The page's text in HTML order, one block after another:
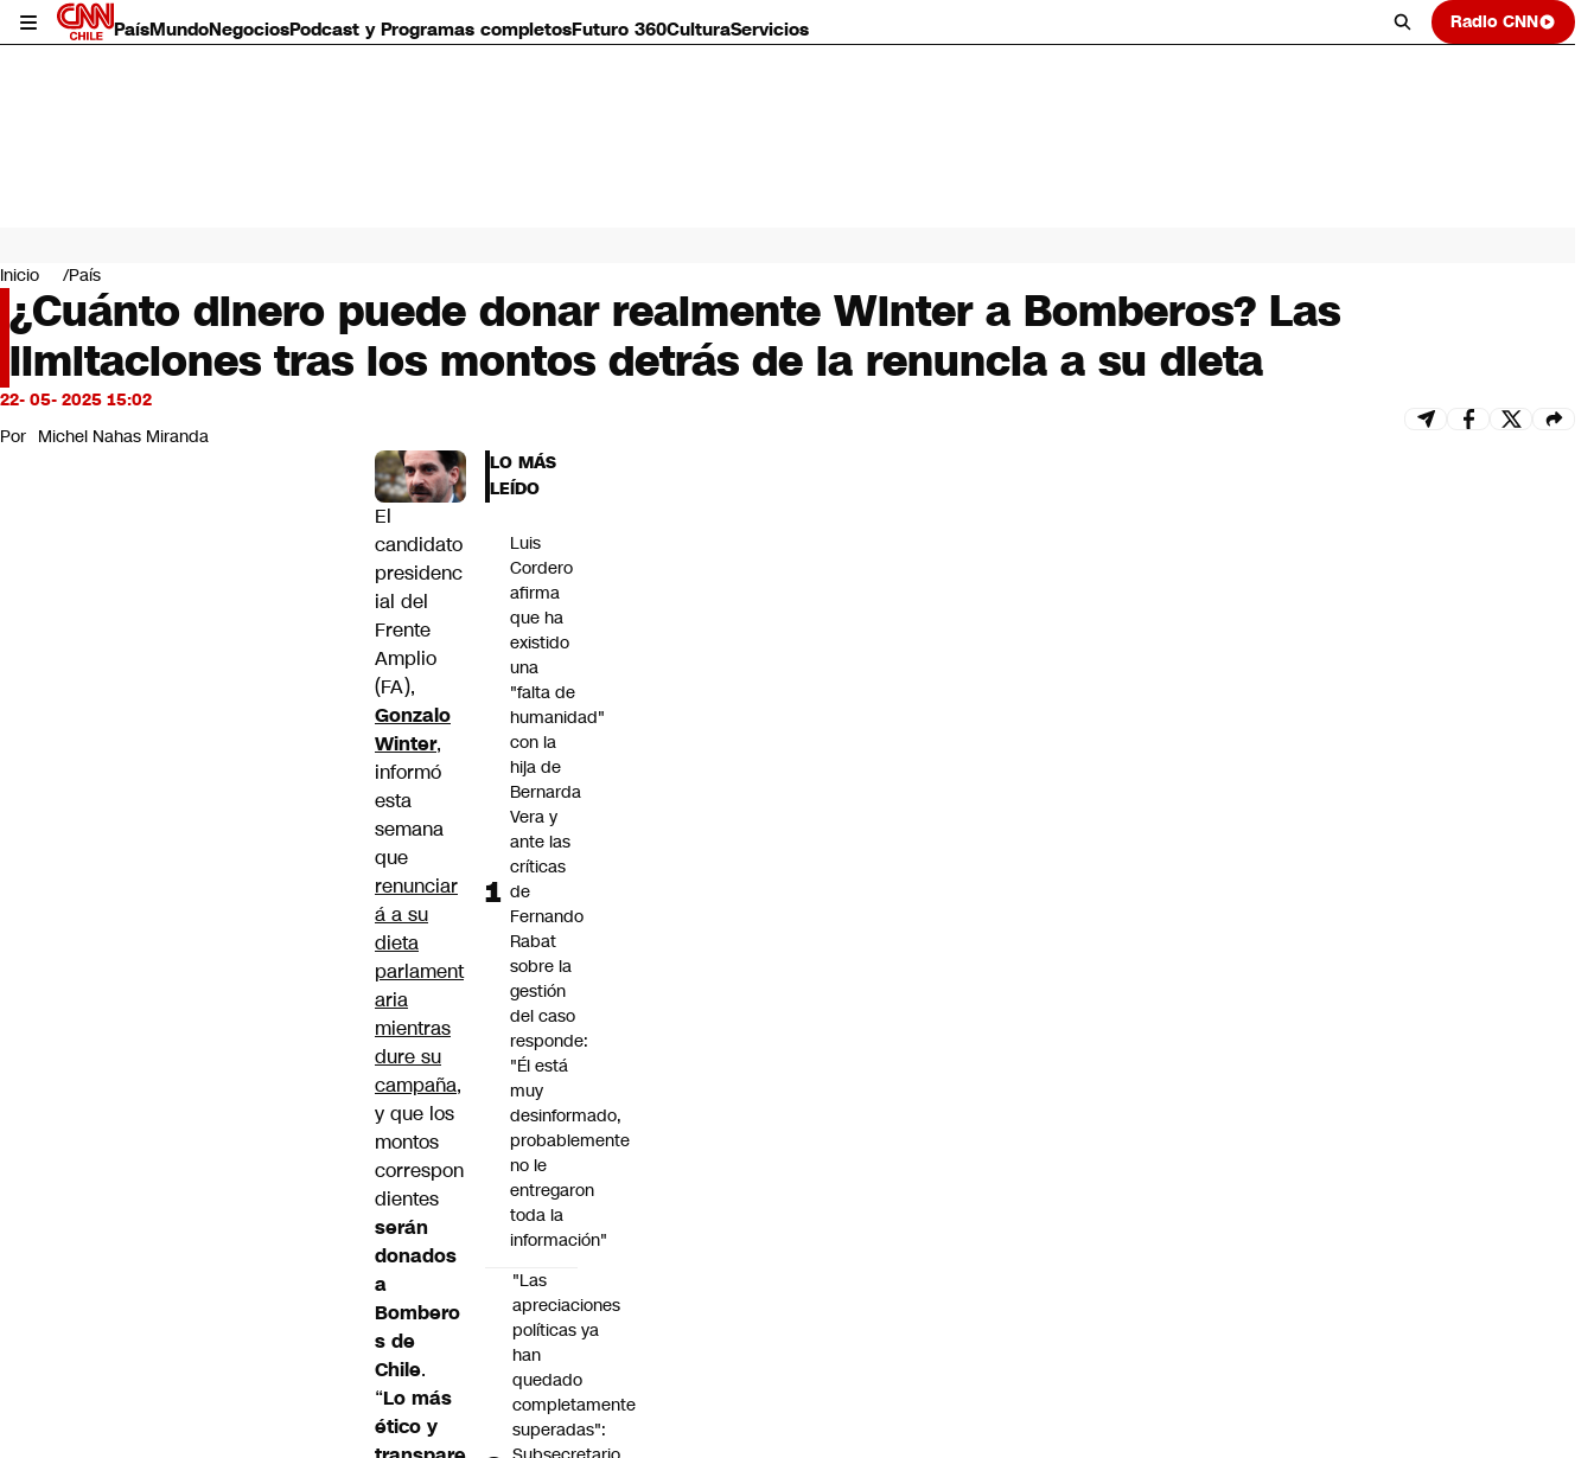
PaísMundoNegociosPodcast y Programas completosFuturo 360CulturaServicios Radio CNN
Mundo
Negocios
Deportes
Programas completos
Cultura
Servicios
Bits
CNN Data
Inicio País
¿Cuánto dinero puede donar realmente Winter a Bomberos? Las
limitaciones tras los montos detrás de la renuncia a su dieta
22- 05- 2025 15:02
Por Michel Nahas Miranda
El
candidato
presidenc
ial del
Frente
Amplio
(FA),
Gonzalo
Winter,
informó
esta
semana
que
renunciar
á a su
dieta
parlament
aria
mientras
dure su
campaña,
y que los
montos
correspon
dientes
serán
donados
a
Bombero
s de
Chile.
“Lo más
ético y
LO MÁS
LEÍDO
Luis
Cordero
afirma
que ha
existido
una
"falta de
humanidad"
con la
hija de
Bernarda
Vera y
ante las
críticas
de
Fernando
Rabat
sobre la
gestión
del caso
responde:
"Él está
muy
desinformado,
probablemente
no le
entregaron
toda la
información"
"Las
apreciaciones
políticas ya
han
quedado
completamente
superadas":